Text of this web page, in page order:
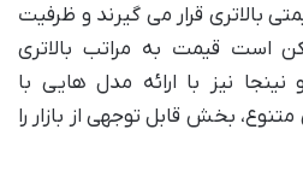
بالاتری قرار می گیرند و ظرفیت
لیتر) ممکن است قیمت به مراتب بالاتری
نیز با ارائه مدل هایی با
بخش قابل توجهی از بازار را